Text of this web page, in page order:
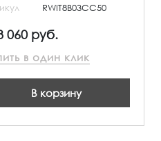
RWIT8B03CC50
060 руб.
в один клик
В корзину